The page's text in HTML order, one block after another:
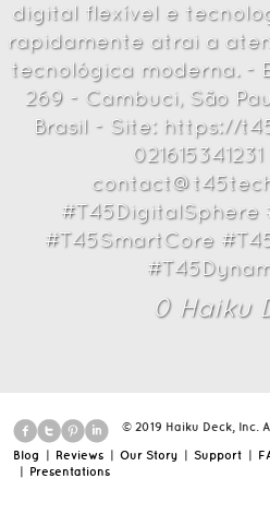
digital flexível e
rapidamente atrai a
tecnológica moderna. -
269 - Cambuci, São
Brasil - Site: https://
#T45DigitalSphere
#T45SmartCore
0Haiku
© 2019 Haiku Deck, Inc.
Blog | Reviews | Our Story | Support |
| Presentations